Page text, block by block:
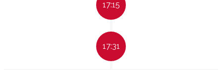
17:15
17:31